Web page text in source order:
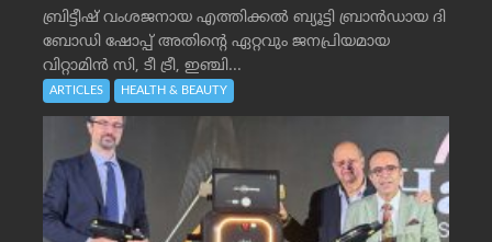
ബ്രിട്ടീഷ് വംശജനായ എത്തിക്കൽ ബ്യൂട്ടി ബ്രാൻഡായ ദി
ബോഡി ഷോപ്പ് അതിന്റെ ഏറ്റവും ജനപ്രിയമായ
വിറ്റാമിൻ സി, ടീ ട്രീ, ഇഞ്ചി...
ARTICLES HEALTH & BEAUTY